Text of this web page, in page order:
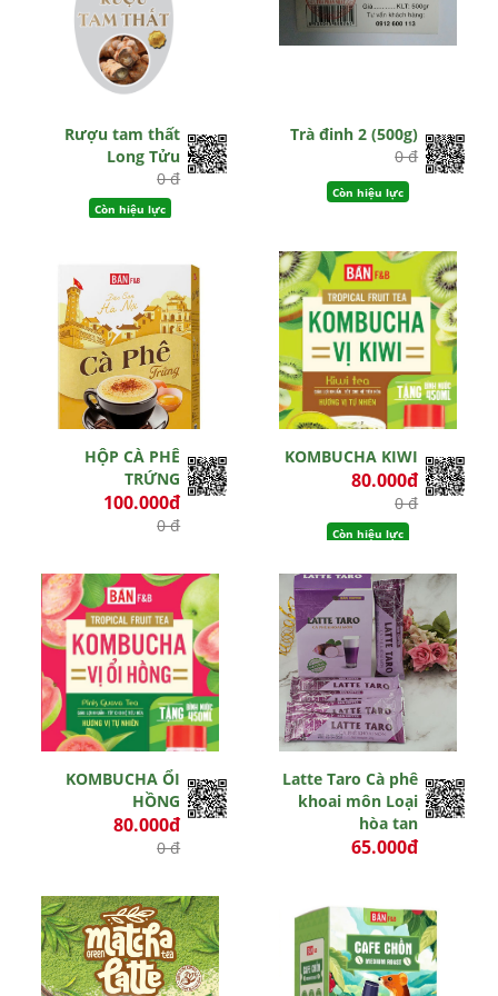
Rượu tam thất
Long Tửu
0 đ
Còn hiệu lực
Trà đinh 2 (500g)
0 đ
Còn hiệu lực
HỘP CÀ PHÊ
TRỨNG
100.000đ
0 đ
KOMBUCHA KIWI
80.000đ
0 đ
Còn hiệu lực
KOMBUCHA ỔI
HỒNG
80.000đ
0 đ
Latte Taro Cà phê
khoai môn Loại
hòa tan
65.000đ